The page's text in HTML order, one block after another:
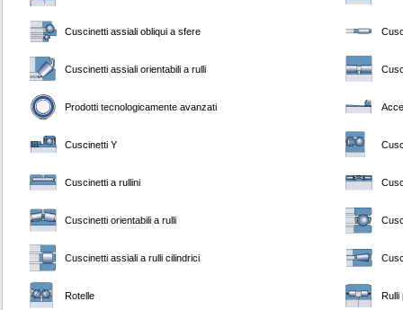
Cuscinetti assiali obliqui a sfere
Cuscinetti assiali orientabili a rulli
Prodotti tecnologicamente avanzati
Cuscinetti Y
Cuscinetti a rullini
Cuscinetti orientabili a rulli
Cuscinetti assiali a rulli cilindrici
Rotelle Rulli